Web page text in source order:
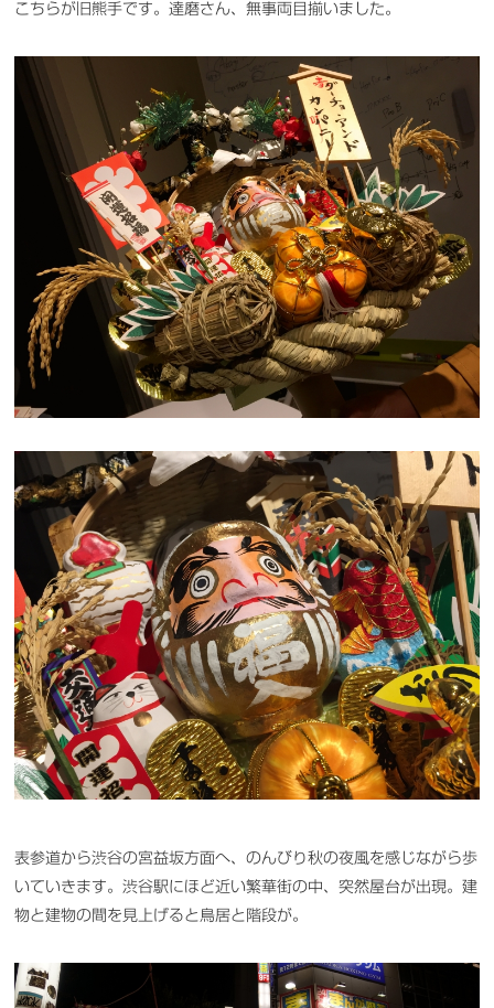
こちらが旧熊手です。達磨さん、無事両目揃いました。
表参道から渋谷の宮益坂方面へ、のんびり秋の夜風を感じながら歩
いていきます。渋谷駅にほど近い繁華街の中、突然屋台が出現。建
物と建物の間を見上げると鳥居と階段が。